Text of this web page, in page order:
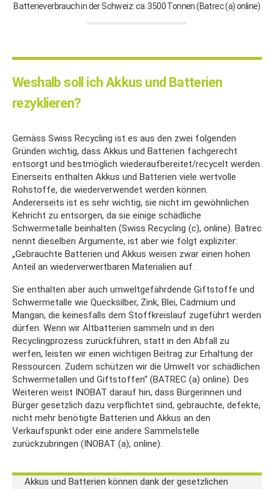
Batterieverbrauch in der Schweiz: ca. 3500 Tonnen (Batrec (a) online)
Weshalb soll ich Akkus und Batterien
rezyklieren?
Gemäss Swiss Recycling ist es aus den zwei folgenden
Gründen wichtig, dass Akkus und Batterien fachgerecht
entsorgt und bestmöglich wiederaufbereitet/recycelt werden.
Einerseits enthalten Akkus und Batterien viele wertvolle
Rohstoffe, die wiederverwendet werden können.
Andererseits ist es sehr wichtig, sie nicht im gewöhnlichen
Kehricht zu entsorgen, da sie einige schädliche
Schwermetalle beinhalten (Swiss Recycling (c), online). Batrec
nennt dieselben Argumente, ist aber wie folgt expliziter:
„Gebrauchte Batterien und Akkus weisen zwar einen hohen
Anteil an wiederverwertbaren Materialien auf.
Sie enthalten aber auch umweltgefährdende Giftstoffe und
Schwermetalle wie Quecksilber, Zink, Blei, Cadmium und
Mangan, die keinesfalls dem Stoffkreislauf zugeführt werden
dürfen. Wenn wir Altbatterien sammeln und in den
Recyclingprozess zurückführen, statt in den Abfall zu
werfen, leisten wir einen wichtigen Beitrag zur Erhaltung der
Ressourcen. Zudem schützen wir die Umwelt vor schädlichen
Schwermetallen und Giftstoffen“ (BATREC (a) online). Des
Weiteren weist INOBAT darauf hin, dass Bürgerinnen und
Bürger gesetzlich dazu verpflichtet sind, gebrauchte, defekte,
nicht mehr benötigte Batterien und Akkus an den
Verkaufspunkt oder eine andere Sammelstelle
zurückzubringen (INOBAT (a), online).
Akkus und Batterien können dank der gesetzlichen